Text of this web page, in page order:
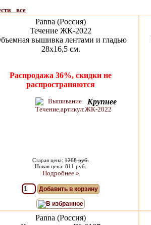
все
Panna (Россия)
Течение ЖК-2022
вышивка лентами и гладью
28х16,5 см.
Распродажа 36%, скидки не
распространяются
Крупнее
Старая цена: 1268 руб.
Новая цена: 811 руб.
Подробнее »
Добавить в корзину
В избранное
Panna (Россия)